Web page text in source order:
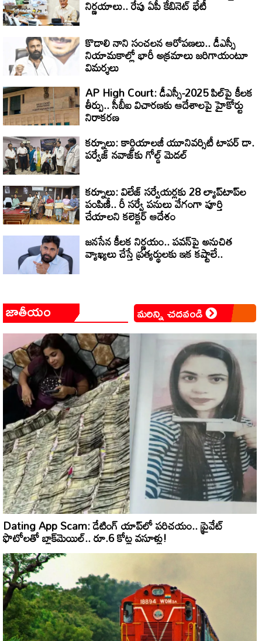
నిర్ణయాలు.. రేపు ఏపీ కేబినెట్ భేటీ
కొడాలి నాని సంచలన ఆరోపణలు.. డీఎస్సీ
నియామకాల్లో భారీ అక్రమాలు జరిగాయంటూ
విమర్శలు
AP High Court: డీఎస్సీ-2025 పిల్‌పై కీలక
తీర్పు.. సీబీఐ విచారణకు ఆదేశాలపై హైకోర్టు
నిరాకరణ
కర్నూలు: కార్డియాలజీ యూనివర్సిటీ టాపర్ డా.
పర్వేజ్ నవాజ్‌కు గోల్డ్ మెడల్
కర్నూలు: విలేజ్ సర్వేయర్లకు 28 ల్యాప్‌టాప్‌ల
పంపిణీ.. రీ సర్వే పనులు వేగంగా పూర్తి
చేయాలని కలెక్టర్ ఆదేశం
జనసేన కీలక నిర్ణయం.. పవన్‌పై అనుచిత
వ్యాఖ్యలు చేస్తే ప్రత్యర్థులకు ఇక కష్టాలే..
జాతీయం మరిన్ని చదవండి
Dating App Scam: డేటింగ్ యాప్‌లో పరిచయం.. ప్రైవేట్
ఫొటోలతో బ్లాక్‌మెయిల్.. రూ.6 కోట్ల వసూళ్లు!